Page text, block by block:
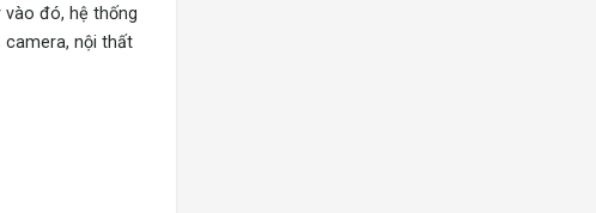
vào đó, hệ thống
nội thất